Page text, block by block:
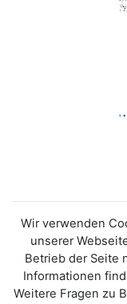
Wir verwenden
unserer
Betrieb der Seite
Informationen
Weitere Fragen zu